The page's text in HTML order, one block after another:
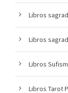
Libros
Libros
Libros
Libros Tarot